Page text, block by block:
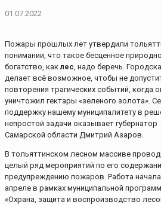
01.07.2022
Пожары прошлых лет утвердили
понимании, что такое бесценное
богатство, каклес, надо беречь.
делает всё возможное, чтобы не
повторения трагических событий, когда
уничтожил гектары «зеленого золота».
поддержку нашему муниципалитету в
непростой задачи оказывает губернатор
Самарской области Дмитрий Азаров.
В тольяттинском лесном массиве
целый ряд мероприятий по его
предупреждению пожаров. Работа
апреле в рамках муниципальной
«Охрана, защита и воспроизводство